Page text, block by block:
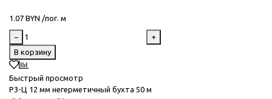
1.07 BYN /пог. м
−
+
В корзину
Быстрый просмотр
Р3-Ц 12 мм негерметичный бухта 50 м